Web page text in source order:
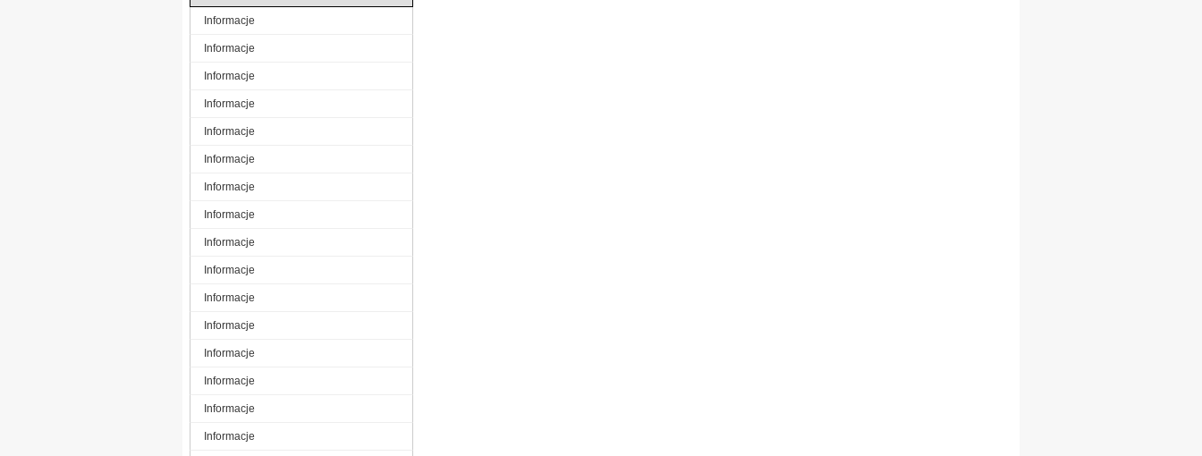
Informacje
Informacje
Informacje
Informacje
Informacje
Informacje
Informacje
Informacje
Informacje
Informacje
Informacje
Informacje
Informacje
Informacje
Informacje
Informacje